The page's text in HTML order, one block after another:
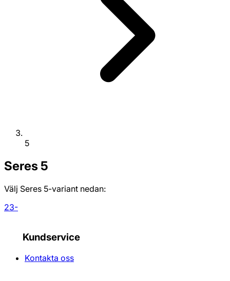
5
Seres 5
Välj Seres 5-variant nedan:
23-
Kundservice
Kontakta oss